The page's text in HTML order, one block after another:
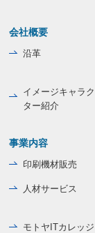
会社概要
沿革
イメージキャラク
ター紹介
事業内容
印刷機材販売
人材サービス
モトヤITカレッジ